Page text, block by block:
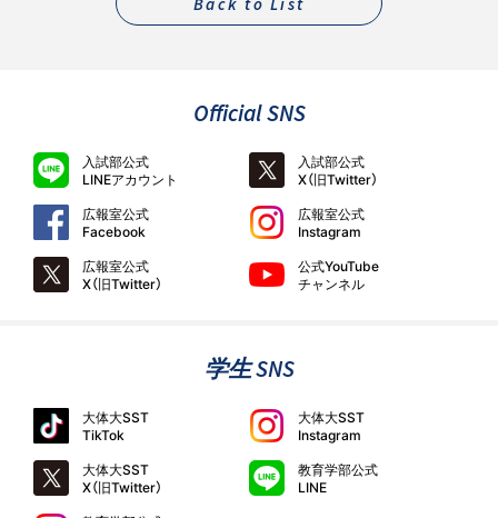
Official SNS
入試部公式
LINEアカウント
入試部公式
X（旧Twitter）
広報室公式
Facebook
広報室公式
Instagram
広報室公式
X（旧Twitter）
公式YouTube
チャンネル
学生 SNS
大体大SST
TikTok
大体大SST
Instagram
大体大SST
X（旧Twitter）
教育学部公式
LINE